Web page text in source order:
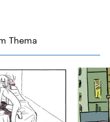
Thema